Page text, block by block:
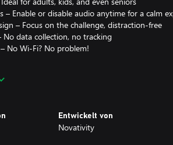
Enable or disable audio anytime for a calm
– Focus on the challenge, distraction-free
data collection, no tracking
No Wi-Fi? No problem!
ads, no in-app purchases, no internet
and difficulty
— avoid too many mistakes
Entwickelt von
Novativity